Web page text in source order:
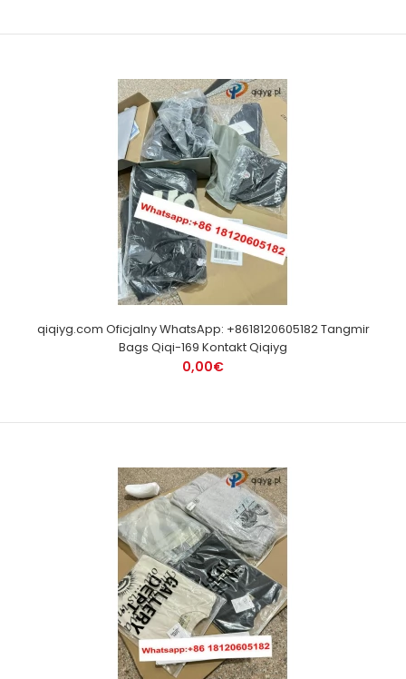
qiqiyg.com Oficjalny WhatsApp: +8618120605182 Tangmir
Bags Qiqi-169 Kontakt Qiqiyg
0,00€